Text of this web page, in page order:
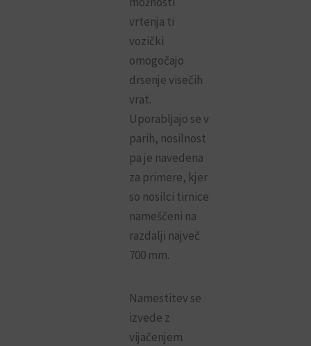
vrtenja ti
vozički
omogočajo
drsenje visečih
vrat.
Uporabljajo se v
parih, nosilnost
pa je navedena
za primere, kjer
so nosilci tirnice
nameščeni na
razdalji največ
700 mm.
Namestitev se
izvede z
vijačenjem